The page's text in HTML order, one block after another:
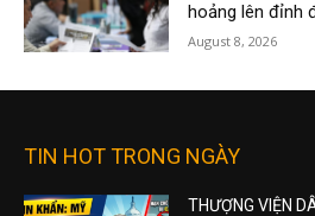
hoảng lên đỉnh
August 8, 2026
TIN HOT TRONG NGÀY
THƯỢNG VIỆN